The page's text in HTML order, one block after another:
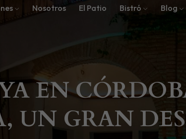
Nosotros El Patio Bistró Blog
EN
UN GRAN